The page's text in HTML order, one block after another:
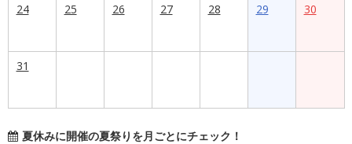
24 25 26 27 28 29 30
31
夏休みに開催の夏祭りを月ごとにチェック！